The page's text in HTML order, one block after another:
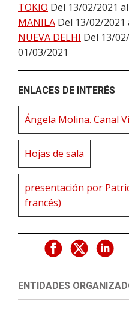
TOKIO Del 13/02/2021
MANILA Del 13/02/2021
NUEVA DELHI Del 13/
01/03/2021
ENLACES DE INTERÉS
Ángela Molina. Canal
Hojas de sala
presentación por
francés)
ENTIDADES